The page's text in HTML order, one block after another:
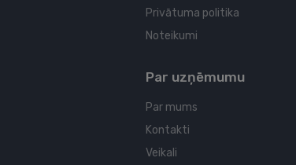
Privātuma politika
Noteikumi
Par uzņēmumu
Par mums
Kontakti
Veikali